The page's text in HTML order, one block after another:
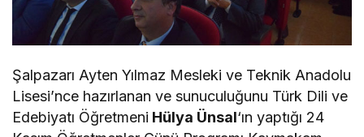
Şalpazarı Ayten Yılmaz Mesleki ve Teknik Anadolu
Lisesi’nce hazırlanan ve sunuculuğunu Türk Dili ve
Edebiyatı Öğretmeni Hülya Ünsal‘ın yaptığı 24